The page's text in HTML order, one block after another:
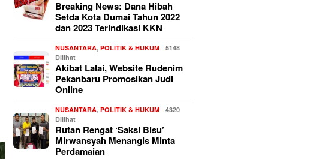
Breaking News: Dana Hibah
Setda Kota Dumai Tahun 2022
dan 2023 Terindikasi KKN
NUSANTARA,POLITIK & HUKUM
5148
Dilihat
Akibat Lalai, Website Rudenim
Pekanbaru Promosikan Judi
Online
NUSANTARA,POLITIK & HUKUM
4320
Dilihat
Rutan Rengat ‘Saksi Bisu’
Mirwansyah Menangis Minta
Perdamaian